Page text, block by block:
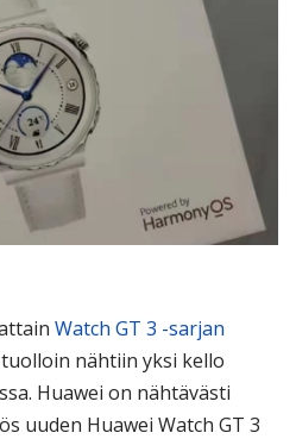
Watch GT 3 -sarjan
nähtiin yksi kello
Huawei on nähtävästi
uuden Huawei Watch GT 3